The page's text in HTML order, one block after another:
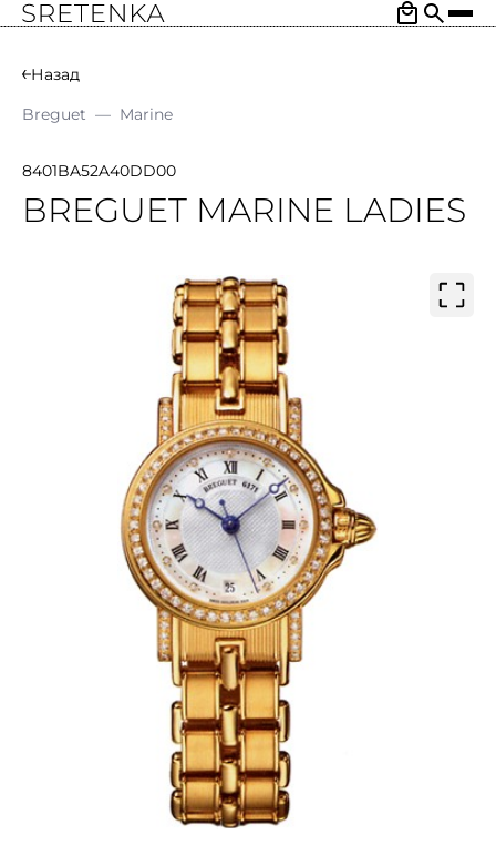
Назад
Breguet — Marine
8401BA52A40DD00
BREGUET MARINE LADIES